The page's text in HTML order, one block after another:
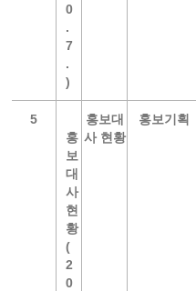
0
.
7
.
)
5
홍
보
대
사
현
황
(
2
0
홍보대
사 현황
홍보기획